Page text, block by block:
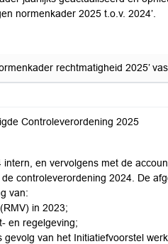
normenkader 2025 t.o.v. 2024’.
rechtmatigheid 2025’
Controleverordening 2025
en vervolgens met de
controleverordening 2024. De
van:
in 2023;
en regelgeving;
van het Initiatiefvoorstel